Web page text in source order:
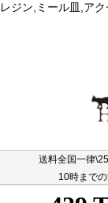
レジン,ミール皿,ア
送料全国一律
10時まで